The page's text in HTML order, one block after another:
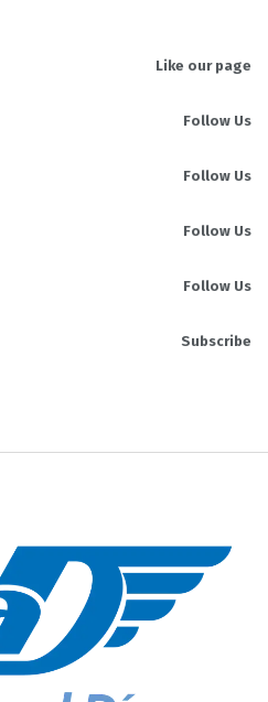
Like our page
Follow Us
Follow Us
Follow Us
Follow Us
Subscribe